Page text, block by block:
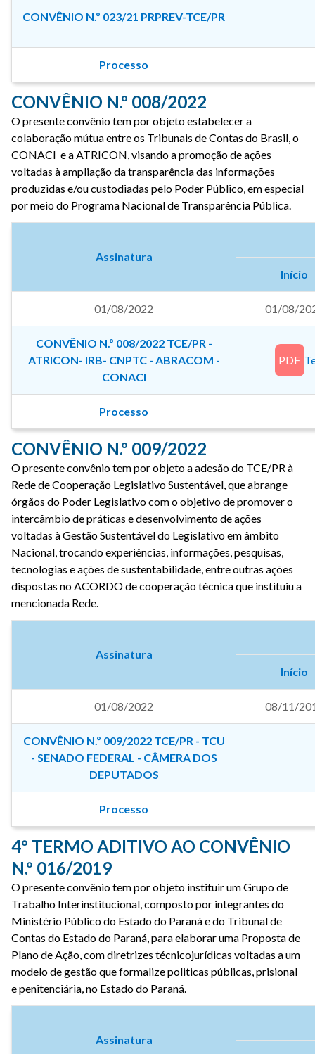
CONVÊNIO N.º 023/21 PRPREV-TCE/PR
Processo
CONVÊNIO N.º 008/2022
O presente convênio tem por objeto estabelecer a
colaboração mútua entre os Tribunais de Contas do Brasil, o
CONACI e a ATRICON, visando a promoção de ações
voltadas à ampliação da transparência das informações
produzidas e/ou custodiadas pelo Poder Público, em especial
por meio do Programa Nacional de Transparência Pública.
Assinatura
Início
01/08/2022 01/08/
CONVÊNIO N.º 008/2022 TCE/PR -
ATRICON- IRB- CNPTC - ABRACOM -
CONACI
PDF
Processo
CONVÊNIO N.º 009/2022
O presente convênio tem por objeto a adesão do TCE/PR à
Rede de Cooperação Legislativo Sustentável, que abrange
órgãos do Poder Legislativo com o objetivo de promover o
intercâmbio de práticas e desenvolvimento de ações
voltadas à Gestão Sustentável do Legislativo em âmbito
Nacional, trocando experiências, informações, pesquisas,
tecnologias e ações de sustentabilidade, entre outras ações
dispostas no ACORDO de cooperação técnica que instituiu a
mencionada Rede.
Assinatura
Início
01/08/2022 08/11/
CONVÊNIO N.º 009/2022 TCE/PR - TCU
- SENADO FEDERAL - CÂMERA DOS
DEPUTADOS
Processo
4º TERMO ADITIVO AO CONVÊNIO
N.º 016/2019
O presente convênio tem por objeto instituir um Grupo de
Trabalho Interinstitucional, composto por integrantes do
Ministério Público do Estado do Paraná e do Tribunal de
Contas do Estado do Paraná, para elaborar uma Proposta de
Plano de Ação, com diretrizes técnicojurídicas voltadas a um
modelo de gestão que formalize politicas públicas, prisional
e penitenciária, no Estado do Paraná.
Assinatura